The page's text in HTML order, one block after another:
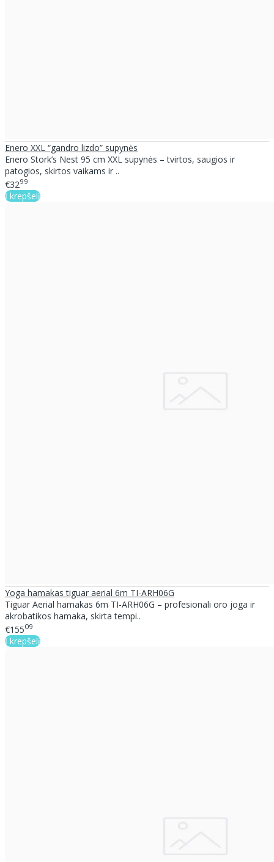
Enero XXL “gandro lizdo” supynės
Enero Stork’s Nest 95 cm XXL supynės – tvirtos, saugios ir
patogios, skirtos vaikams ir ..
€3299
Į krepšelį
Yoga hamakas tiguar aerial 6m TI-ARH06G
Tiguar Aerial hamakas 6m TI-ARH06G – profesionali oro joga ir
akrobatikos hamaka, skirta tempi..
€15509
Į krepšelį